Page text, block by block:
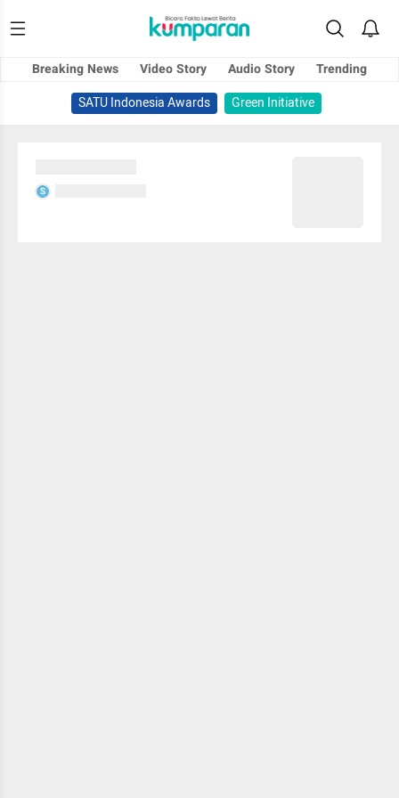
Breaking News Video Story Audio Story
Trending
SATU Indonesia Awards
Green Initiative
S